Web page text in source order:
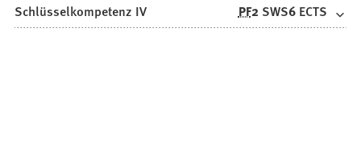
Schlüsselkompetenz IV PF2 SWS6 ECTS